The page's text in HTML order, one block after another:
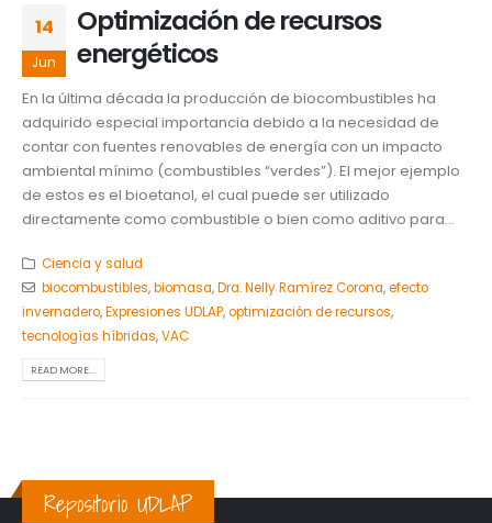
14
Jun
Optimización de recursos
energéticos
En la última década la producción de biocombustibles ha
adquirido especial importancia debido a la necesidad de
contar con fuentes renovables de energía con un impacto
ambiental mínimo (combustibles “verdes”). El mejor ejemplo
de estos es el bioetanol, el cual puede ser utilizado
directamente como combustible o bien como aditivo para...
Ciencia y salud
biocombustibles,biomasa,Dra. Nelly Ramírez Corona,efecto
invernadero,Expresiones UDLAP,optimización de recursos,
tecnologías híbridas,VAC
READ MORE...
Repositorio UDLAP